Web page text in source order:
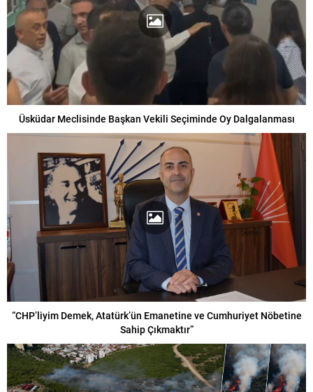
Üsküdar Meclisinde Başkan Vekili Seçiminde Oy Dalgalanması
“CHP’liyim Demek, Atatürk’ün Emanetine ve Cumhuriyet Nöbetine
Sahip Çıkmaktır”